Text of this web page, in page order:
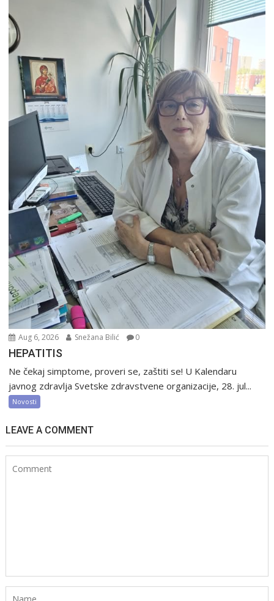
Aug 6, 2026 Snežana Bilić 0
HEPATITIS
Ne čekaj simptome, proveri se, zaštiti se! U Kalendaru
javnog zdravlja Svetske zdravstvene organizacije, 28. jul...
Novosti
LEAVE A COMMENT